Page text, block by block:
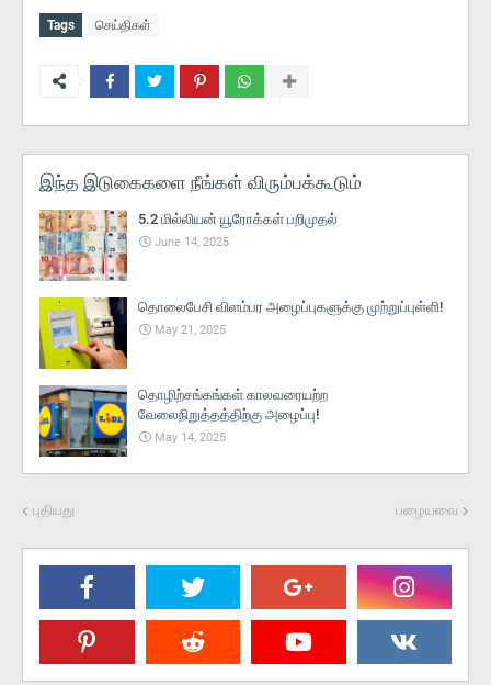
Tags செய்திகள்
இந்த இடுகைகளை நீங்கள் விரும்பக்கூடும்
5.2 மில்லியன் யூரோக்கள் பறிமுதல்
June 14, 2025
தொலைபேசி விளம்பர அழைப்புகளுக்கு முற்றுப்புள்ளி!
May 21, 2025
தொழிற்சங்கங்கள் காலவரையற்ற
வேலைநிறுத்தத்திற்கு அழைப்பு!
May 14, 2025
புதியது பழையவை